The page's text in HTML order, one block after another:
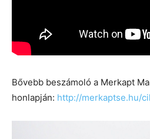
Bővebb beszámoló a Merkapt
honlapján: http://merkaptse.hu/